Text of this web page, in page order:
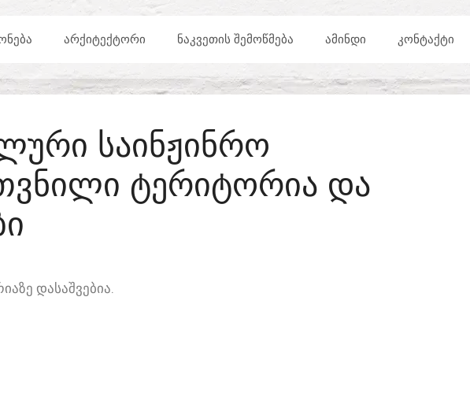
ᲐᲠᲥᲘᲢᲔᲥᲢᲝᲠᲘ ᲜᲐᲙᲕᲔᲗᲘᲡ ᲨᲔᲛᲝᲬᲛᲔᲑᲐ ᲐᲛᲘᲜᲓᲘ ᲙᲝᲜᲢᲐᲥᲢᲘ
ᲡᲐᲘᲜᲟᲘᲜᲠᲝ
ᲢᲔᲠᲘᲢᲝᲠᲘᲐ ᲓᲐ
ᲓᲐᲡᲐᲨᲕᲔᲑᲘᲐ.